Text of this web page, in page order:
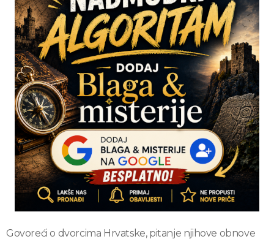
Govoreći o dvorcima Hrvatske, pitanje njihove obnove